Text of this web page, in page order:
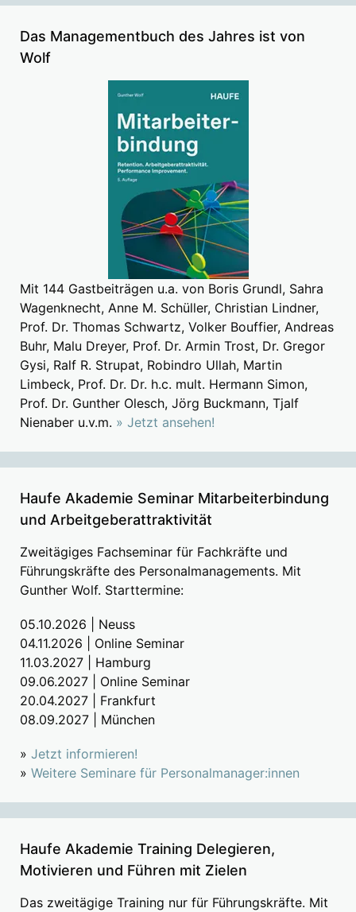
Das Managementbuch des Jahres ist von
Wolf
Mit 144 Gastbeiträgen u.a. von Boris Grundl, Sahra
Wagenknecht, Anne M. Schüller, Christian Lindner,
Prof. Dr. Thomas Schwartz, Volker Bouffier, Andreas
Buhr, Malu Dreyer, Prof. Dr. Armin Trost, Dr. Gregor
Gysi, Ralf R. Strupat, Robindro Ullah, Martin
Limbeck, Prof. Dr. Dr. h.c. mult. Hermann Simon,
Prof. Dr. Gunther Olesch, Jörg Buckmann, Tjalf
Nienaber u.v.m. » Jetzt ansehen!
Haufe Akademie Seminar Mitarbeiterbindung
und Arbeitgeberattraktivität
Zweitägiges Fachseminar für Fachkräfte und
Führungskräfte des Personalmanagements. Mit
Gunther Wolf. Starttermine:
05.10.2026 | Neuss
04.11.2026 | Online Seminar
11.03.2027 | Hamburg
09.06.2027 | Online Seminar
20.04.2027 | Frankfurt
08.09.2027 | München
» Jetzt informieren!
» Weitere Seminare für Personalmanager:innen
Haufe Akademie Training Delegieren,
Motivieren und Führen mit Zielen
Das zweitägige Training nur für Führungskräfte. Mit